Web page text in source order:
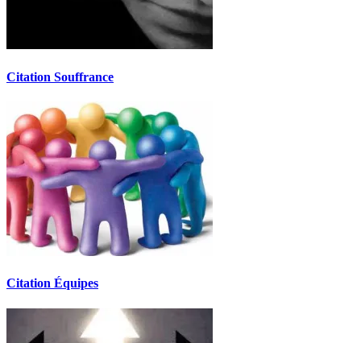
Citation Souffrance
Citation Équipes